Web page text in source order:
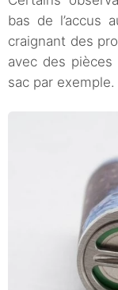
bas de l’accus
craignant des
avec des
sac par exemple.